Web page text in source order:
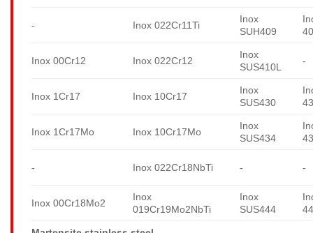
- Inox 022Cr11Ti
Inox
SUH409
Inox 00Cr12 Inox 022Cr12
Inox
SUS410L
-
Inox 1Cr17 Inox 10Cr17
Inox
SUS430
Inox 1Cr17Mo Inox 10Cr17Mo
Inox
SUS434
- Inox 022Cr18NbTi - -
Inox 00Cr18Mo2
Inox
019Cr19Mo2NbTi
Inox
SUS444